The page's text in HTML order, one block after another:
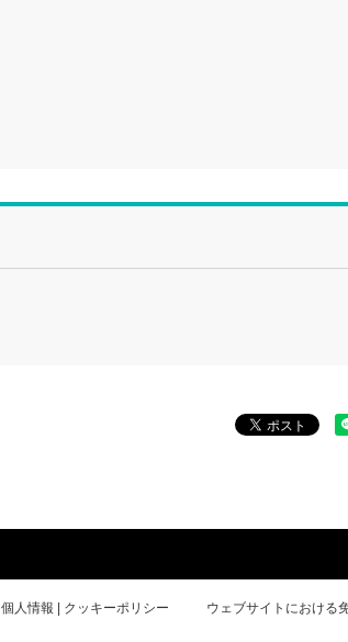
個人情報 | クッキーポリシー ウェブサイトにおける